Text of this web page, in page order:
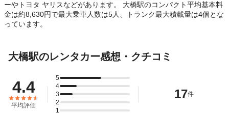
ーやトヨタ ヤリスなどがあります。 大橋駅のコンパクト平均基本料
金は約8,630円で最大乗車人数は5人、トランク最大積載量は4個とな
っています。
大橋駅のレンタカー感想・クチコミ
4.4
平均評価
5
4
3
2
1
17件